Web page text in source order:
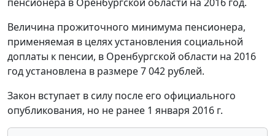
Величина прожиточного минимума пенсионера,
применяемая в целях установления социальной
доплаты к пенсии, в Оренбургской области на 2016
год установлена в размере 7 042 рублей.
Закон вступает в силу после его официального
опубликования, но не ранее 1 января 2016 г.